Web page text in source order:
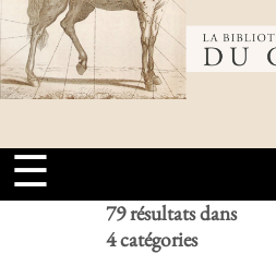
cheval
☰
Ouvrages
numérisés seuls
Réinitialiser
79 résultats dans
4 catégories